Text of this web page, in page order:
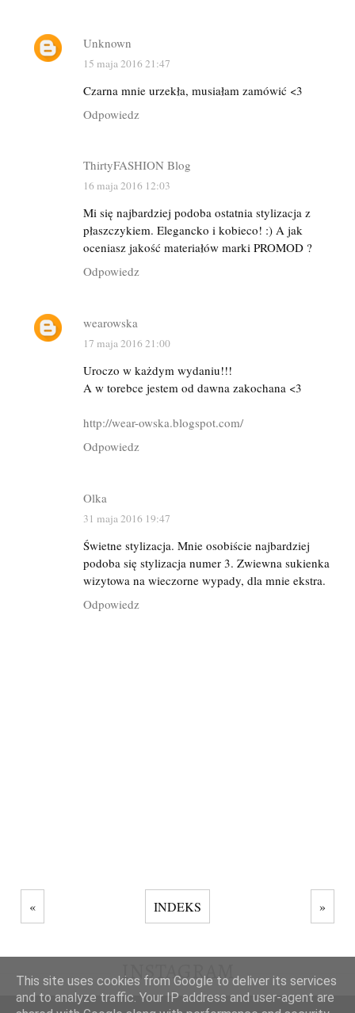
Unknown
15 maja 2016 21:47
Czarna mnie urzekła, musiałam zamówić <3
Odpowiedz
ThirtyFASHION Blog
16 maja 2016 12:03
Mi się najbardziej podoba ostatnia stylizacja z
płaszczykiem. Elegancko i kobieco! :) A jak
oceniasz jakość materiałów marki PROMOD ?
Odpowiedz
wearowska
17 maja 2016 21:00
Uroczo w każdym wydaniu!!!
A w torebce jestem od dawna zakochana <3
http://wear-owska.blogspot.com/
Odpowiedz
Olka
31 maja 2016 19:47
Świetne stylizacja. Mnie osobiście najbardziej
podoba się stylizacja numer 3. Zwiewna sukienka
wizytowa na wieczorne wypady, dla mnie ekstra.
Odpowiedz
« INDEKS »
INSTAGRAM
This site uses cookies from Google to deliver its services
and to analyze traffic. Your IP address and user-agent are